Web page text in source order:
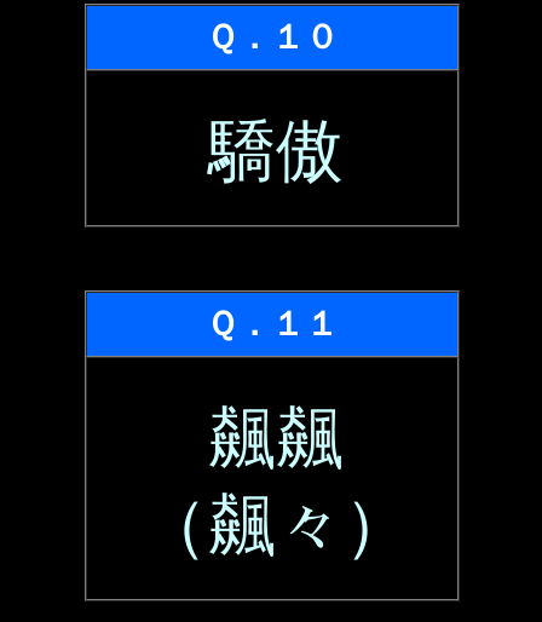
Ｑ．１０
驕傲
Ｑ．１１
飆飆
（飆々）